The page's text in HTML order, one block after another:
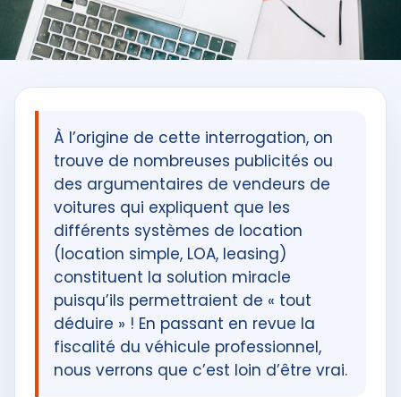
À l’origine de cette interrogation, on
trouve de nombreuses publicités ou
des argumentaires de vendeurs de
voitures qui expliquent que les
différents systèmes de location
(location simple, LOA, leasing)
constituent la solution miracle
puisqu’ils permettraient de « tout
déduire » ! En passant en revue la
fiscalité du véhicule professionnel,
nous verrons que c’est loin d’être vrai.